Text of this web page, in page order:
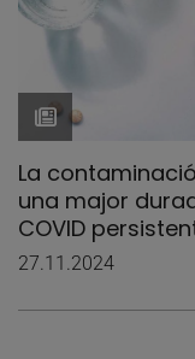
La
una major
COVID
27.11.2024